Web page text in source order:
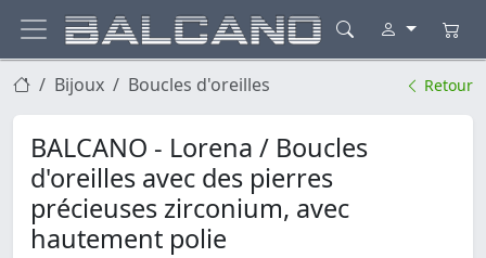
Bijoux Boucles d'oreilles Retour
BALCANO - Lorena / Boucles
d'oreilles avec des pierres
précieuses zirconium, avec
hautement polie